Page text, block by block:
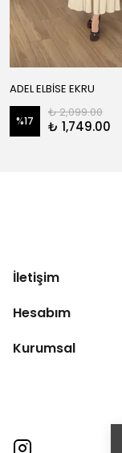
ADEL ELBİSE EKRU
%17
₺ 2,099.00
₺ 1,749.00
İletişim
Hesabım
Kurumsal